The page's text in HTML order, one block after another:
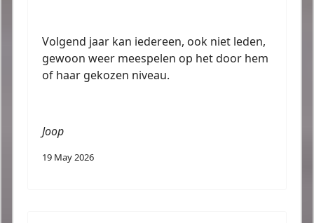
Volgend jaar kan iedereen, ook niet leden,
gewoon weer meespelen op het door hem
of haar gekozen niveau.
Joop
19 May 2026